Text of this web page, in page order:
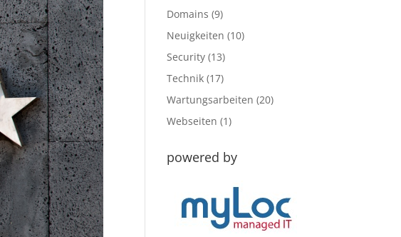
Domains (9)
Neuigkeiten (10)
Security (13)
Technik (17)
Wartungsarbeiten (20)
Webseiten (1)
powered by